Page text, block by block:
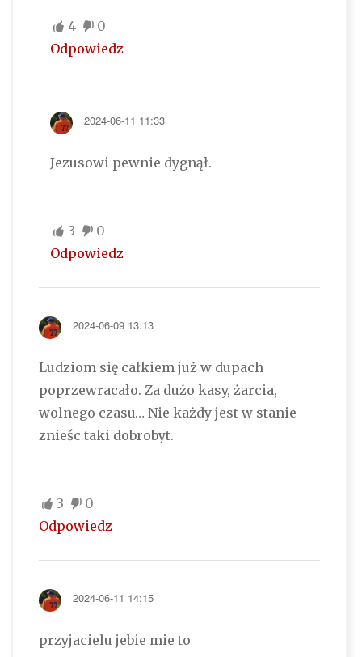
4
0
Odpowiedz
2024-06-11 11:33
Jezusowi pewnie dygnął.
3
0
Odpowiedz
2024-06-09 13:13
Ludziom się całkiem już w dupach
poprzewracało. Za dużo kasy, żarcia,
wolnego czasu… Nie każdy jest w stanie
znieśc taki dobrobyt.
3
0
Odpowiedz
2024-06-11 14:15
przyjacielu jebie mie to